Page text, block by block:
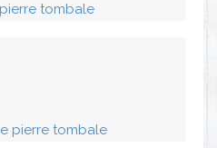
tombale
pierre tombale